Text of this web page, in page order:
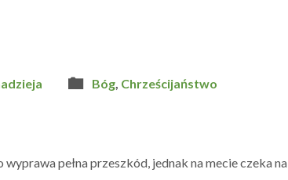
Bóg, Chrześcijaństwo
pełna przeszkód, jednak na mecie czeka na